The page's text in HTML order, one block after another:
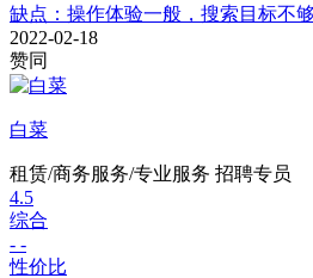
缺点：操作体验一般，搜索目标不
2022-02-18
赞同
白菜
租赁/商务服务/专业服务 招聘专员
4.5
综合
- -
性价比